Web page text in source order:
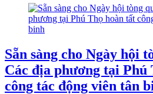
Sẵn sàng cho Ngày hội
Các địa phương tại Phú
công tác động viên tân